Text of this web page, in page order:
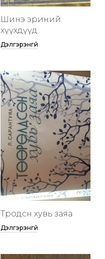
Шинэ эриний
хүүхдүүд
Дэлгэрэнгүй
Төөрөодсөн хувь заяа
Дэлгэрэнгүй